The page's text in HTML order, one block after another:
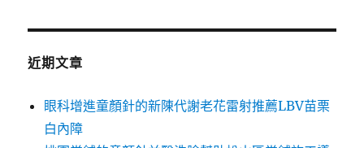
鍵
近期文章
眼科增進童顏針的新陳代謝老花雷射推薦LBV苗栗
白內障